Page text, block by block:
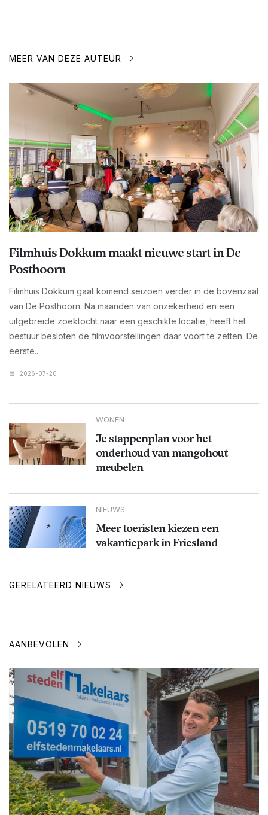
MEER VAN DEZE AUTEUR
Filmhuis Dokkum maakt nieuwe start in De
Posthoorn
Filmhuis Dokkum gaat komend seizoen verder in de bovenzaal
van De Posthoorn. Na maanden van onzekerheid en een
uitgebreide zoektocht naar een geschikte locatie, heeft het
bestuur besloten de filmvoorstellingen daar voort te zetten. De
eerste...
2026-07-20
WONEN
Je stappenplan voor het
onderhoud van mangohout
meubelen
NIEUWS
Meer toeristen kiezen een
vakantiepark in Friesland
GERELATEERD NIEUWS
AANBEVOLEN